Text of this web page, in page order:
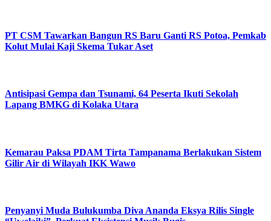
PT CSM Tawarkan Bangun RS Baru Ganti RS Potoa, Pemkab
Kolut Mulai Kaji Skema Tukar Aset
Antisipasi Gempa dan Tsunami, 64 Peserta Ikuti Sekolah
Lapang BMKG di Kolaka Utara
Kemarau Paksa PDAM Tirta Tampanama Berlakukan Sistem
Gilir Air di Wilayah IKK Wawo
Penyanyi Muda Bulukumba Diva Ananda Eksya Rilis Single